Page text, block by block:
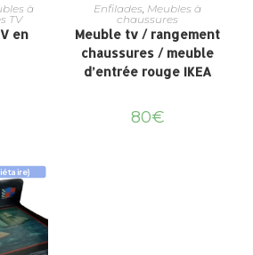
à
TV
en
Enfilades Meubles à
chaussures
Meuble tv / rangement
chaussures / meuble
d’entrée rouge IKEA
80€